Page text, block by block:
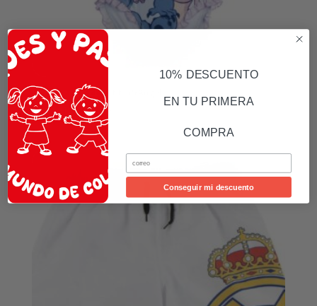
Bañador ajustable Stitch&Angel
19,99€ IVA Incluído
10% DESCUENTO
EN TU PRIMERA
COMPRA
Email
Conseguir mi descuento